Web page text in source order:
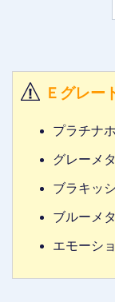
Ｅグレー
プラチナ
グレーメ
ブラキッ
ブルーメ
エモーシ